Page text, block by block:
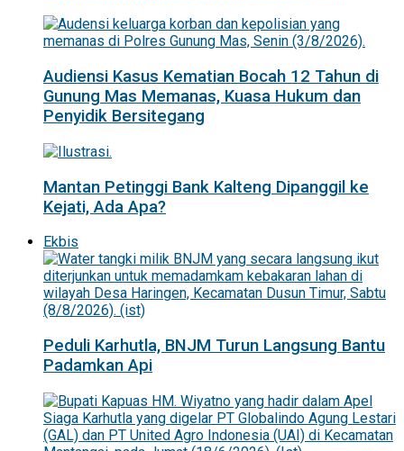
Audiensi Kasus Kematian Bocah 12 Tahun di
Gunung Mas Memanas, Kuasa Hukum dan
Penyidik Bersitegang
Mantan Petinggi Bank Kalteng Dipanggil ke
Kejati, Ada Apa?
Ekbis
Peduli Karhutla, BNJM Turun Langsung Bantu
Padamkan Api